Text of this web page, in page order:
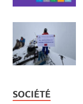
SOCIÉTÉ